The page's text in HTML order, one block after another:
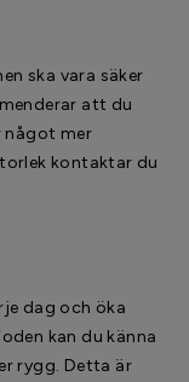
ska vara säker
att du
något mer
kontaktar du
dag och öka
kan du känna
rygg. Detta är